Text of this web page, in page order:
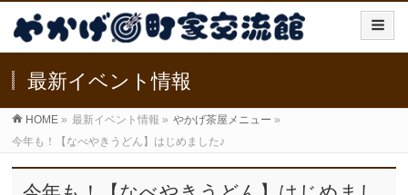
最新イベント情報
HOME » 最新イベント情報 » やかげ茶屋メニュー »
今年も！【なべやきうどん】はじめました♪